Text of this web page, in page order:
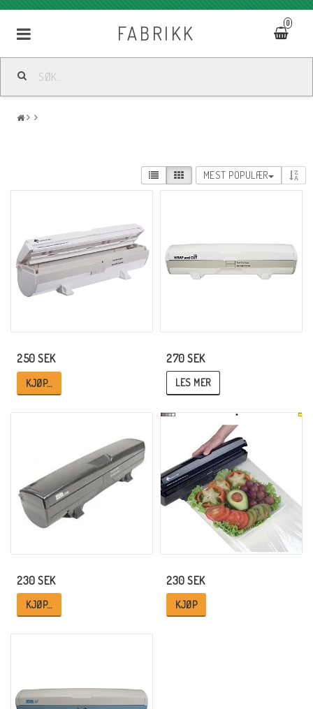
FABRIKK 0
MEST POPULÆR
250 SEK
KJØP…
270 SEK
LES MER
230 SEK
KJØP…
230 SEK
KJØP